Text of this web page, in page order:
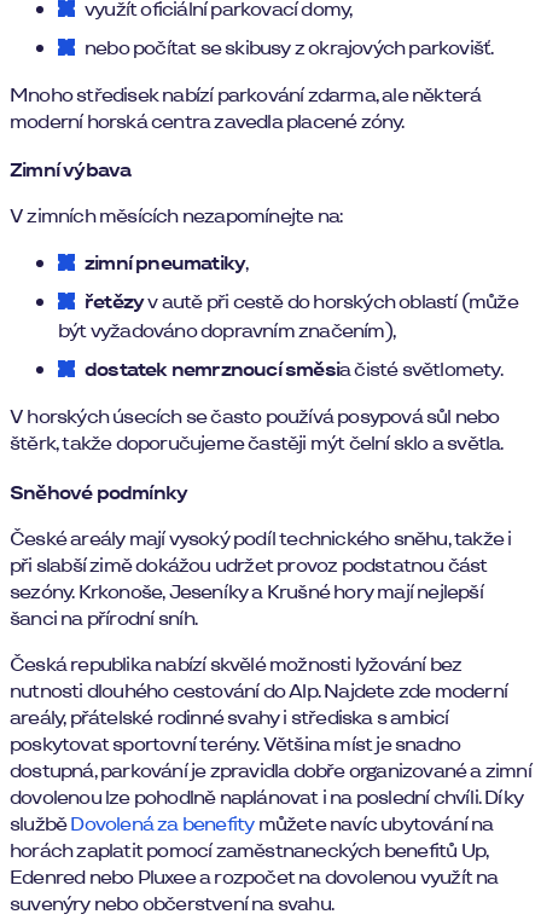
využít oficiální parkovací domy,
nebo počítat se skibusy z okrajových parkovišť.
Mnoho středisek nabízí parkování zdarma, ale některá
moderní horská centra zavedla placené zóny.
Zimní výbava
V zimních měsících nezapomínejte na:
zimní pneumatiky,
řetězyv autě při cestě do horských oblastí (může
být vyžadováno dopravním značením),
dostatek nemrznoucí směsia čisté světlomety.
V horských úsecích se často používá posypová sůl nebo
štěrk, takže doporučujeme častěji mýt čelní sklo a světla.
Sněhové podmínky
České areály mají vysoký podíl technického sněhu, takže i
při slabší zimě dokážou udržet provoz podstatnou část
sezóny. Krkonoše, Jeseníky a Krušné hory mají nejlepší
šanci na přírodní sníh.
Česká republika nabízí skvělé možnosti lyžování bez
nutnosti dlouhého cestování do Alp. Najdete zde moderní
areály, přátelské rodinné svahy i střediska s ambicí
poskytovat sportovní terény. Většina míst je snadno
dostupná, parkování je zpravidla dobře organizované a zimní
dovolenou lze pohodlně naplánovat i na poslední chvíli. Díky
služběDovolená za benefitymůžete navíc ubytování na
horách zaplatit pomocí zaměstnaneckých benefitů Up,
Edenred nebo Pluxee a rozpočet na dovolenou využít na
suvenýry nebo občerstvení na svahu.